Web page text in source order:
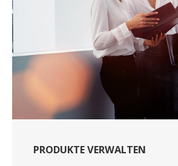
PRODUKTE VERWALTEN